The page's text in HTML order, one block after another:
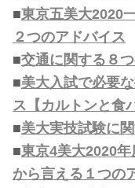
■東京五美大2020
２つのアドバイス
■交通に関する８
■美大入試で必要
ス【カルトンと食
■美大実技試験に
■東京4美大2020年
から言える１つの